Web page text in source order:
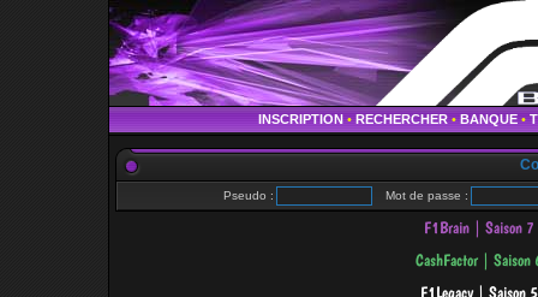
INSCRIPTION • RECHERCHER • BANQUE •
Pseudo : Mot de passe :